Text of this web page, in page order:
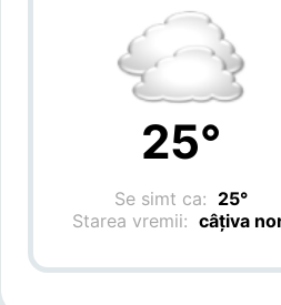
25°
Se simt ca: 25°
Starea vremii:câțiva